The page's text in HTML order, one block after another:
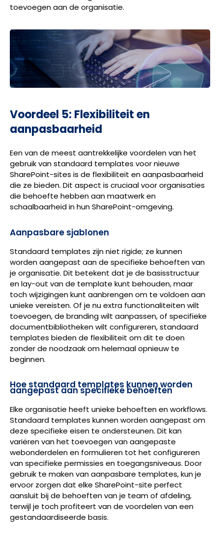
toevoegen aan de organisatie.
Voordeel 5: Flexibiliteit en
aanpasbaarheid
Een van de meest aantrekkelijke voordelen van het
gebruik van standaard templates voor nieuwe
SharePoint-sites is de flexibiliteit en aanpasbaarheid
die ze bieden. Dit aspect is cruciaal voor organisaties
die behoefte hebben aan maatwerk en
schaalbaarheid in hun SharePoint-omgeving.
Aanpasbare sjablonen
Standaard templates zijn niet rigide; ze kunnen
worden aangepast aan de specifieke behoeften van
je organisatie. Dit betekent dat je de basisstructuur
en lay-out van de template kunt behouden, maar
toch wijzigingen kunt aanbrengen om te voldoen aan
unieke vereisten. Of je nu extra functionaliteiten wilt
toevoegen, de branding wilt aanpassen, of specifieke
documentbibliotheken wilt configureren, standaard
templates bieden de flexibiliteit om dit te doen
zonder de noodzaak om helemaal opnieuw te
beginnen.
Hoe standaard templates kunnen worden
aangepast aan specifieke behoeften
Elke organisatie heeft unieke behoeften en workflows.
Standaard templates kunnen worden aangepast om
deze specifieke eisen te ondersteunen. Dit kan
variëren van het toevoegen van aangepaste
webonderdelen en formulieren tot het configureren
van specifieke permissies en toegangsniveaus. Door
gebruik te maken van aanpasbare templates, kun je
ervoor zorgen dat elke SharePoint-site perfect
aansluit bij de behoeften van je team of afdeling,
terwijl je toch profiteert van de voordelen van een
gestandaardiseerde basis.